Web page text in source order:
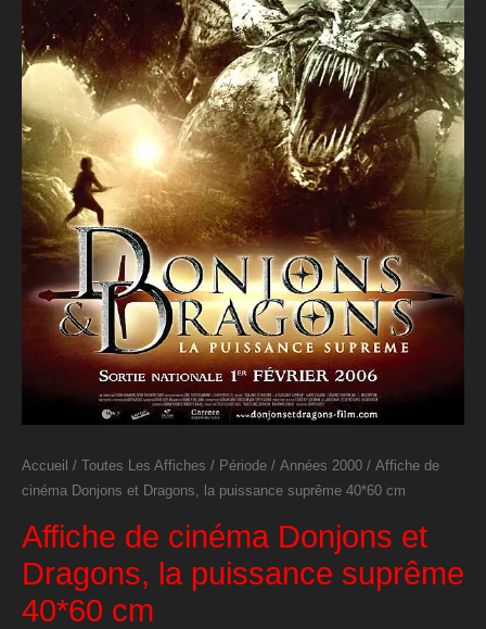
Accueil / Toutes Les Affiches / Période / Années 2000 / Affiche de
cinéma Donjons et Dragons, la puissance suprême 40*60 cm
Affiche de cinéma Donjons et
Dragons, la puissance suprême
40*60 cm